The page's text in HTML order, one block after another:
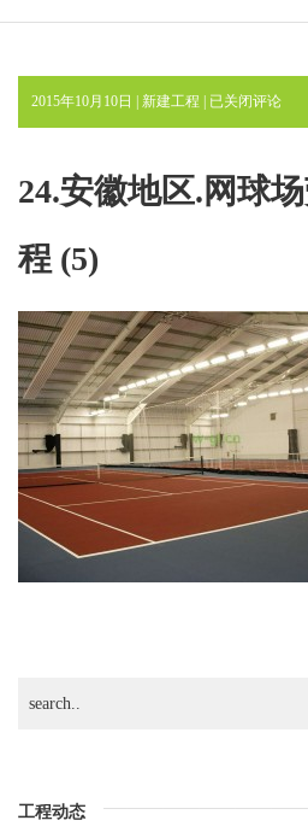
2015年10月10日 | 新建工程
24.
安
地
区.
光
灯
新
建
工
程
(5)
已关闭评论
24.安徽地区.网球
程 (5)
工程动态